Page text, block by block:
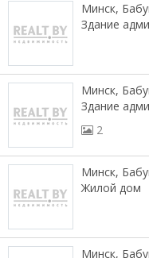
Минск,
Здание
Минск,
Здание
2
Минск,
Жилой дом
Минск,